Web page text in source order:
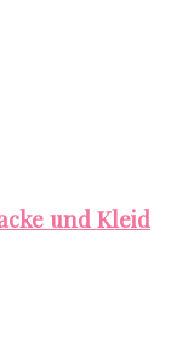
und Kleid